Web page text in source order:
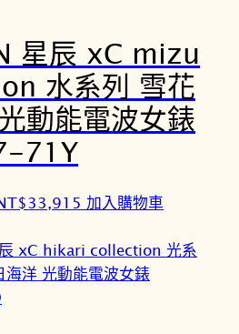
9
T
$
3
3
5
星辰 xC mizu
水系列 雪花
動能電波女錶
71Y
33,915 目
價
格
加入購物車